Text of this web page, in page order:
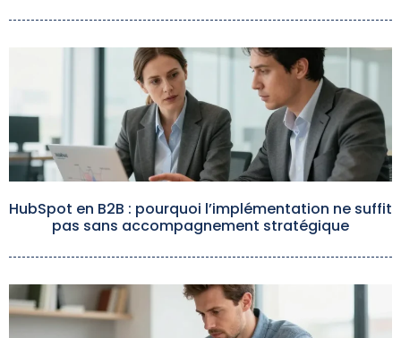
HubSpot en B2B : pourquoi l’implémentation ne suffit
pas sans accompagnement stratégique